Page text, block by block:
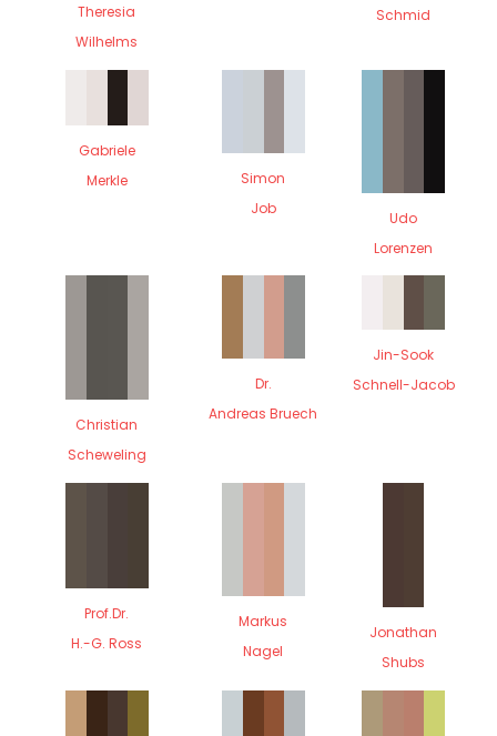
Theresia
Wilhelms
Schmid
Gabriele
Merkle
Simon
Job
Udo
Lorenzen
Christian
Scheweling
Dr.
Andreas Bruech
Jin-Sook
Schnell-Jacob
Prof.Dr.
H.-G. Ross
Markus
Nagel
Jonathan
Shubs